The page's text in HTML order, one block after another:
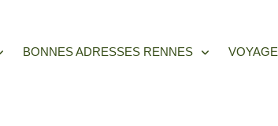
BONNES ADRESSES RENNES VOYAGE